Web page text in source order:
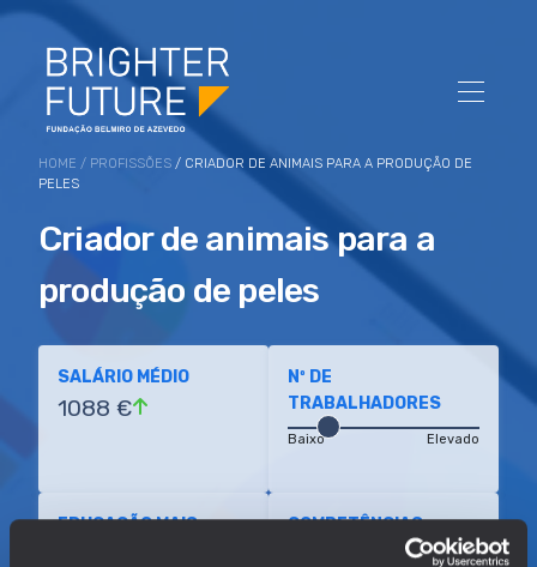
HOME / PROFISSÕES / CRIADOR DE ANIMAIS PARA A PRODUÇÃO DE
PELES
Criador de animais para a
produção de peles
SALÁRIO MÉDIO
1088 €
Nº DE
TRABALHADORES
Baixo Elevado
EDUCAÇÃO MAIS
COMPETÊNCIAS